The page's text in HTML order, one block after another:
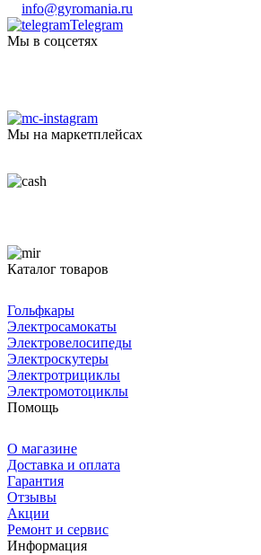
info@gyromania.ru
Telegram
Мы в соцсетях
Мы на маркетплейсах
Каталог товаров
Гольфкары
Электросамокаты
Электровелосипеды
Электроскутеры
Электротрициклы
Электромотоциклы
Помощь
О магазине
Доставка и оплата
Гарантия
Отзывы
Акции
Ремонт и сервис
Информация